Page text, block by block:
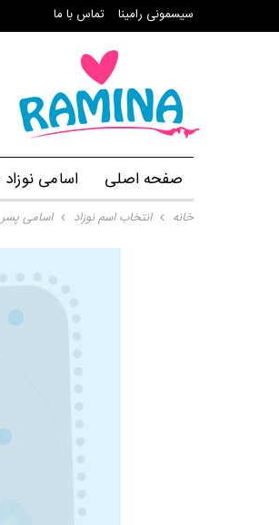
سیسمونی رامینا تماس با ما
صفحه اصلی اسامی نوزاد
خانه انتخاب اسم نوزاد اسامی پسر